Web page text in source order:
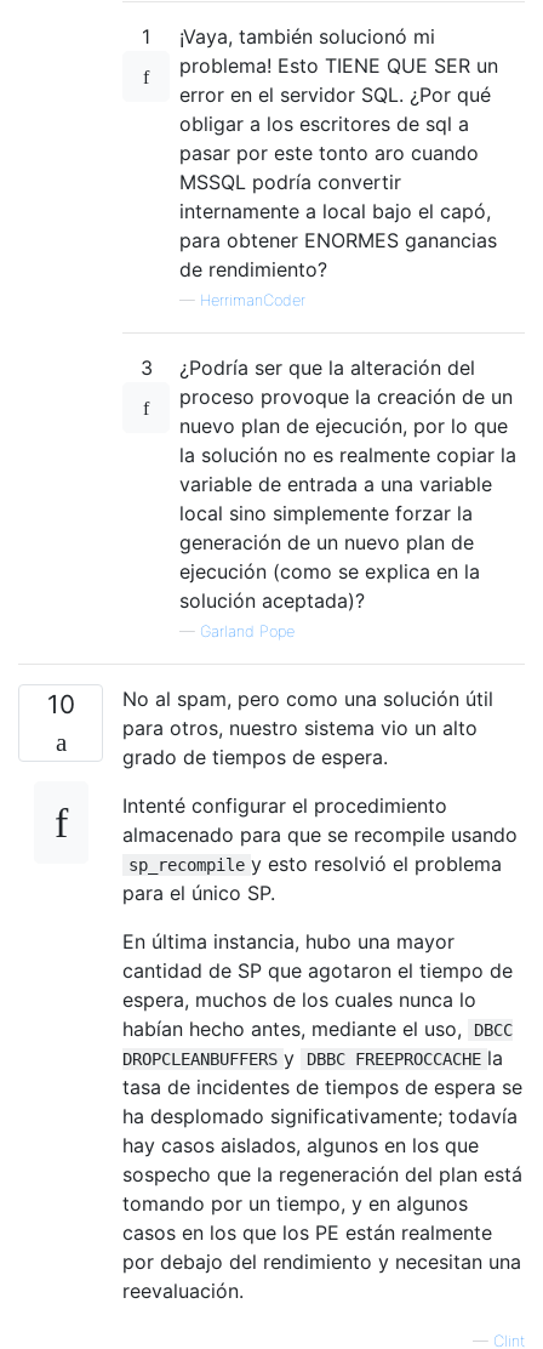
1
¡Vaya, también solucionó mi
problema! Esto TIENE QUE SER un
error en el servidor SQL. ¿Por qué
obligar a los escritores de sql a
pasar por este tonto aro cuando
MSSQL podría convertir
internamente a local bajo el capó,
para obtener ENORMES ganancias
de rendimiento?
— HerrimanCoder
3
¿Podría ser que la alteración del
proceso provoque la creación de un
nuevo plan de ejecución, por lo que
la solución no es realmente copiar la
variable de entrada a una variable
local sino simplemente forzar la
generación de un nuevo plan de
ejecución (como se explica en la
solución aceptada)?
— Garland Pope
10
No al spam, pero como una solución útil
para otros, nuestro sistema vio un alto
grado de tiempos de espera.
Intenté configurar el procedimiento
almacenado para que se recompile usando
sp_recompile y esto resolvió el problema
para el único SP.
En última instancia, hubo una mayor
cantidad de SP que agotaron el tiempo de
espera, muchos de los cuales nunca lo
habían hecho antes, mediante el uso,
DBCC
DROPCLEANBUFFERS y DBBC FREEPROCCACHE la
tasa de incidentes de tiempos de espera se
ha desplomado significativamente; todavía
hay casos aislados, algunos en los que
sospecho que la regeneración del plan está
tomando por un tiempo, y en algunos
casos en los que los PE están realmente
por debajo del rendimiento y necesitan una
reevaluación.
— Clint